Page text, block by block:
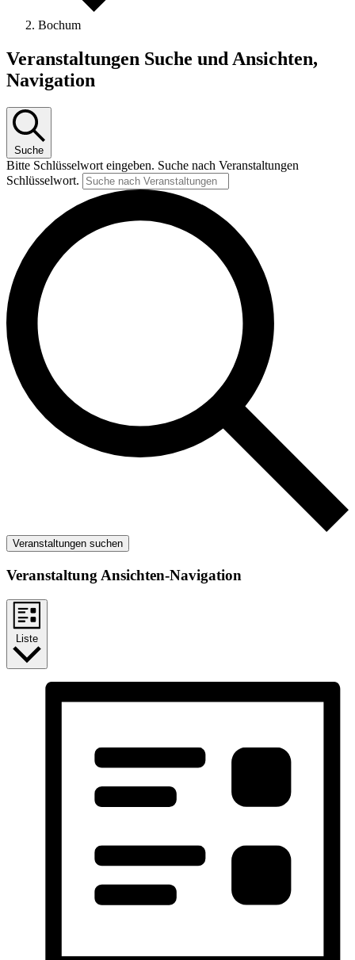
Bochum
Veranstaltungen
Veranstaltungen Suche und Ansichten,
Navigation
Suche
Bitte Schlüsselwort eingeben. Suche nach Veranstaltungen
Schlüsselwort.
Veranstaltungen suchen
Veranstaltung Ansichten-Navigation
Liste